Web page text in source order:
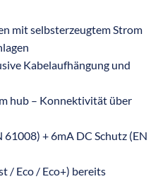
mit selbsterzeugtem Strom
Kabelaufhängung und
hub – Konnektivität über
+ 6mA DC Schutz (EN
/ Eco / Eco+) bereits